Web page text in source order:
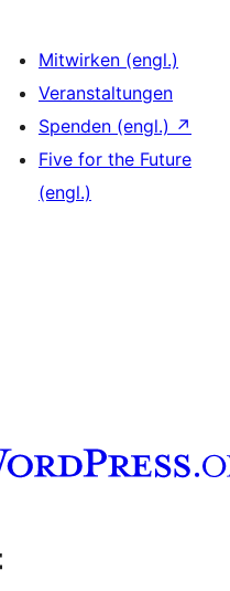
Mitwirken (engl.)
Veranstaltungen
Spenden (engl.) ↗
Five for the Future
(engl.)
Kanal besuchen
Tumblr-Konto besuchen